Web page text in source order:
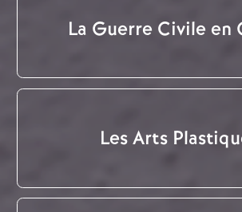
La Guerre Civile en
Les Arts